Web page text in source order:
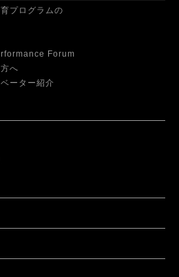
プログラムの
Forum
へ
ーター紹介